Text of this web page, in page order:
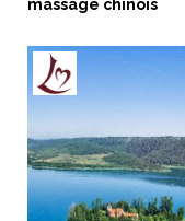
massage chinois